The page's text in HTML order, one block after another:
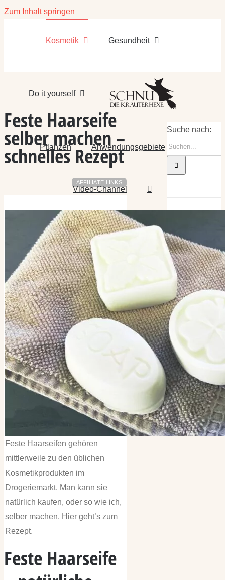
Zum Inhalt springen
Kosmetik Gesundheit
Do it yourself
Pflanzen Anwendungsgebiete
Video-Channel
Feste Haarseife
selber machen –
schnelles Rezept
AFFILIATE LINKS
Feste Haarseifen gehören
mittlerweile zu den üblichen
Kosmetikprodukten im
Drogeriemarkt. Man kann sie
natürlich kaufen, oder so wie ich,
selber machen. Hier geht’s zum
Rezept.
Feste Haarseife
Suche nach:
Kategorien
Archiv
Archiv